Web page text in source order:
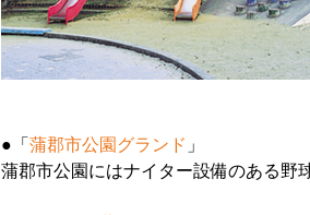
●「 蒲郡市公園グランド 」
蒲郡市公園にはナイター設備のある野